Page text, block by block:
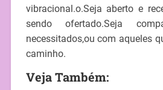
vibracional.o.Seja aberto e
sendo ofertado.Seja
necessitados,ou com aqueles
caminho.
Veja Também: